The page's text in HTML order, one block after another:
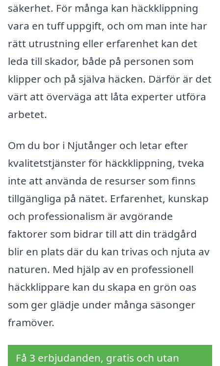
säkerhet. För många kan häckklippning
vara en tuff uppgift, och om man inte har
rätt utrustning eller erfarenhet kan det
leda till skador, både på personen som
klipper och på själva häcken. Därför är det
värt att överväga att låta experter utföra
arbetet.
Om du bor i Njutånger och letar efter
kvalitetstjänster för häckklippning, tveka
inte att använda de resurser som finns
tillgängliga på nätet. Erfarenhet, kunskap
och professionalism är avgörande
faktorer som bidrar till att din trädgård
blir en plats där du kan trivas och njuta av
naturen. Med hjälp av en professionell
häckklippare kan du skapa en grön oas
som ger glädje under många säsonger
framöver.
Få 3 erbjudanden, gratis och utan